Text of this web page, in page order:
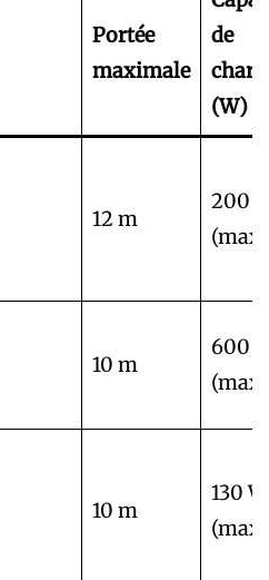
Portée
maximale
de
(W)
12 m
200
(max)
10 m
600
(max)
10 m
130 W
(max)